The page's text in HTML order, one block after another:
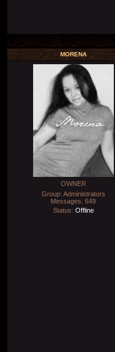
MORENA
OWNER
Group: Administrators
Messages: 649
Status: Offline